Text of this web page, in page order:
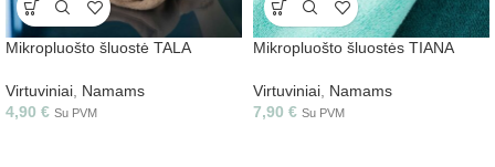
Mikropluošto šluostė TALA
Virtuviniai Namams
4,90 € Su PVM
Mikropluošto šluostės TIANA
Virtuviniai Namams
7,90 € Su PVM